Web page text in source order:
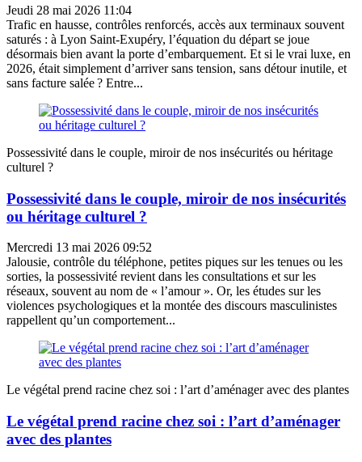
Jeudi 28 mai 2026 11:04
Trafic en hausse, contrôles renforcés, accès aux terminaux souvent
saturés : à Lyon Saint-Exupéry, l’équation du départ se joue
désormais bien avant la porte d’embarquement. Et si le vrai luxe, en
2026, était simplement d’arriver sans tension, sans détour inutile, et
sans facture salée ? Entre...
Possessivité dans le couple, miroir de nos insécurités ou héritage
culturel ?
Possessivité dans le couple, miroir de nos insécurités
ou héritage culturel ?
Mercredi 13 mai 2026 09:52
Jalousie, contrôle du téléphone, petites piques sur les tenues ou les
sorties, la possessivité revient dans les consultations et sur les
réseaux, souvent au nom de « l’amour ». Or, les études sur les
violences psychologiques et la montée des discours masculinistes
rappellent qu’un comportement...
Le végétal prend racine chez soi : l’art d’aménager avec des plantes
Le végétal prend racine chez soi : l’art d’aménager
avec des plantes